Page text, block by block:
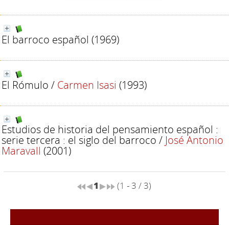
El barroco español (1969)
El Rómulo / Carmen Isasi (1993)
Estudios de historia del pensamiento español :
serie tercera : el siglo del barroco / José Antonio
Maravall (2001)
1 (1 - 3 / 3)